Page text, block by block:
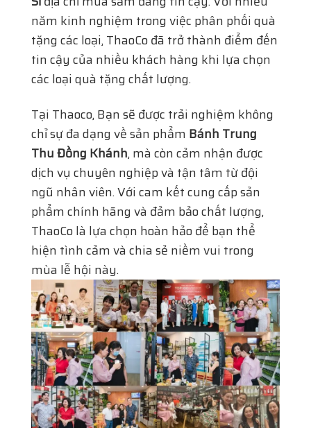
năm kinh nghiệm trong việc phân phối quà
tặng các loại, ThaoCo đã trở thành điểm đến
tin cậy của nhiều khách hàng khi lựa chọn
các loại quà tặng chất lượng.
Tại Thaoco, Bạn sẽ được trải nghiệm không
chỉ sự đa dạng về sản phẩm Bánh Trung
Thu Đồng Khánh, mà còn cảm nhận được
dịch vụ chuyên nghiệp và tận tâm từ đội
ngũ nhân viên. Với cam kết cung cấp sản
phẩm chính hãng và đảm bảo chất lượng,
ThaoCo là lựa chọn hoàn hảo để bạn thể
hiện tình cảm và chia sẻ niềm vui trong
mùa lễ hội này.